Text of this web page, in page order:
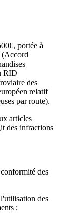
portée à
(Accord
RID
des
relatif
par route).
articles
des infractions
des
des
;